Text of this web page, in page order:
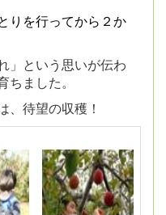
りを行ってから２か
」という思いが伝わ
ちました。
待望の収穫！